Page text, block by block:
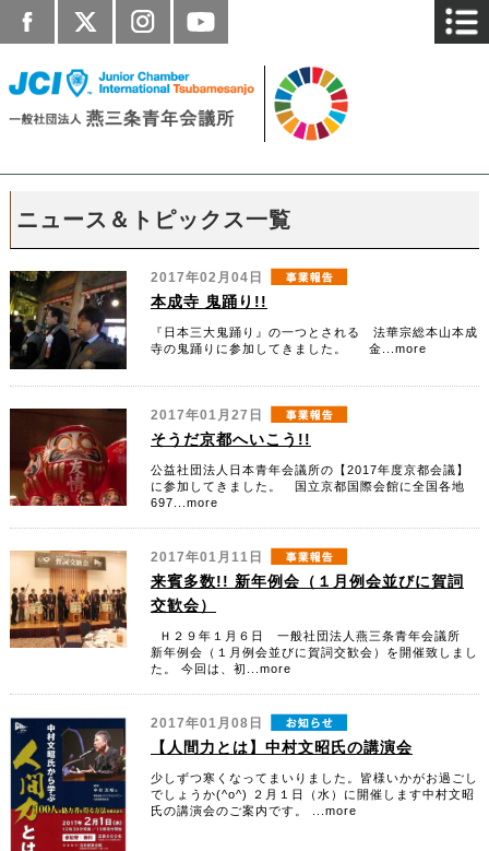
ニュース＆トピックス一覧
2017年02月04日
本成寺 鬼踊り!!
『日本三大鬼踊り』の一つとされる 法華宗総本山本成
寺の鬼踊りに参加してきました。 金...more
2017年01月27日
そうだ京都へいこう!!
公益社団法人日本青年会議所の【2017年度京都会議】
に参加してきました。 国立京都国際会館に全国各地
697...more
2017年01月11日
来賓多数!! 新年例会（１月例会並びに賀詞
交歓会）
Ｈ２９年１月６日 一般社団法人燕三条青年会議所
新年例会（１月例会並びに賀詞交歓会）を開催致しまし
た。 今回は、初...more
2017年01月08日
【人間力とは】中村文昭氏の講演会
少しずつ寒くなってまいりました。皆様いかがお過ごし
でしょうか(^o^) ２月１日（水）に開催します中村文昭
氏の講演会のご案内です。 ...more